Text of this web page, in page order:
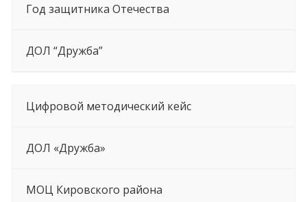
Год защитника Отечества
ДОЛ “Дружба”
Цифровой методический кейс
ДОЛ «Дружба»
МОЦ Кировского района